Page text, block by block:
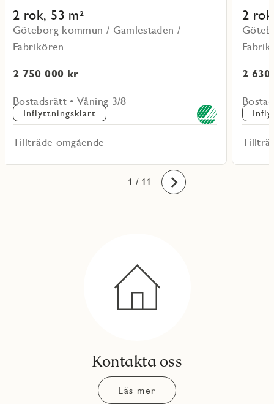
2 rok, 53 m²
Göteborg kommun / Gamlestaden /
Fabrikören
2 750 000 kr
Bostadsrätt • Våning 3/8
Inflyttningsklart
Tillträde omgående
2
2
1
2
3
4
5
6
7
8
9
10
11 / 11 Framåt
Kontakta oss
Läs mer